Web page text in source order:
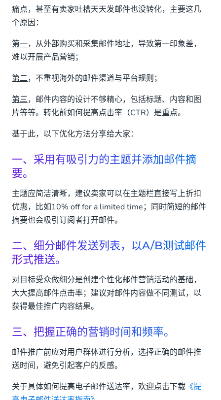
痛点，甚至有卖家吐槽天天发邮件也没转化，主要这几
个原因：
第一，从外部购买和采集邮件地址，导致第一印象差，
难以开展产品营销；
第二，不重视海外的邮件渠道与平台规则；
第三，邮件内容的设计不够精心，包括标题、内容和图
片等等。转化前如何提高点击率（CTR）是重点。
基于此，以下优化方法分享给大家：
一、采用有吸引力的主题并添加邮件摘
要。
主题应简洁清晰，建议卖家可以在主题栏直接写上折扣
优惠，比如10% off for a limited time；同时简短的邮件
摘要也会吸引订阅者打开邮件。
二、细分邮件发送列表，以A/B测试邮件
形式推送。
对目标受众做细分是创建个性化邮件营销活动的基础，
大大提高邮件点击率；建议对邮件内容做不同测试，以
获得最佳推广内容结果。
三、把握正确的营销时间和频率。
邮件推广前应对用户群体进行分析，选择正确的邮件推
送时间，避免引起客户的反感。
关于具体如何提高电子邮件送达率，欢迎点击下载 《提